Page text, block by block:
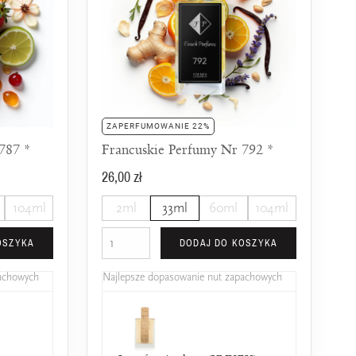
*
104ml
ZAPERFUMOWANIE 22%
Francuskie Perfumy Nr 792 *
26,00 zł
2ml 33ml 60ml 104ml
DODAJ DO KOSZYKA
Najlepsze dopasowanie nut zapachowych